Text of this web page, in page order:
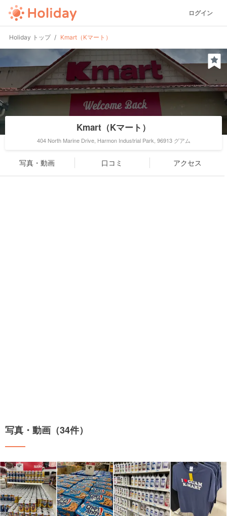
ログイン
Holiday トップ Kmart（Kマート）
Kmart（Kマート）
404 North Marine Drive, Harmon Industrial Park, 96913 グアム
写真・動画 口コミ アクセス
写真・動画（34件）